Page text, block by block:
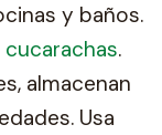
y baños.
.
almacenan
Usa